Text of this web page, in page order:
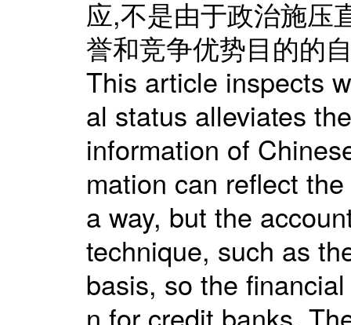
应,不是由于政治施压
誉和竞争优势目的的
This article inspects
al status alleviates
information of
mation can reflect
a way, but the
technique, such as
basis, so the